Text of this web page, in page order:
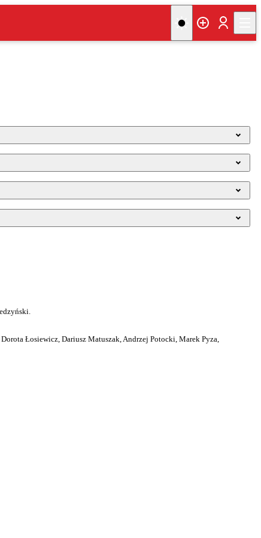
Łosiewicz, Dariusz Matuszak, Andrzej Potocki, Marek Pyza,